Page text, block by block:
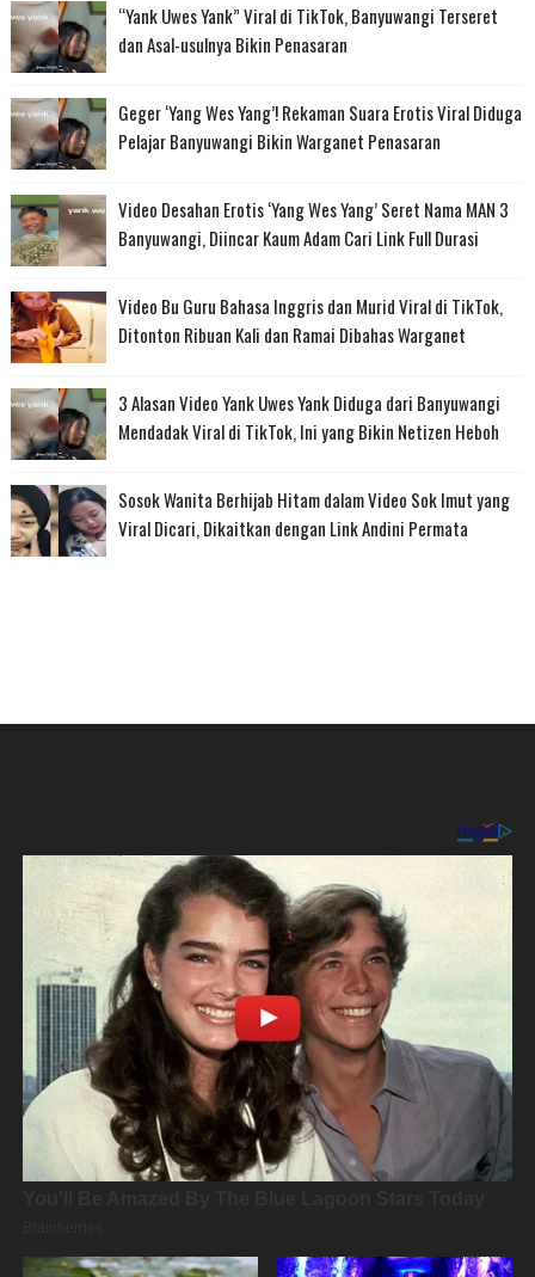
“Yank Uwes Yank” Viral di TikTok, Banyuwangi Terseret
dan Asal-usulnya Bikin Penasaran
Geger ‘Yang Wes Yang’! Rekaman Suara Erotis Viral Diduga
Pelajar Banyuwangi Bikin Warganet Penasaran
Video Desahan Erotis ‘Yang Wes Yang’ Seret Nama MAN 3
Banyuwangi, Diincar Kaum Adam Cari Link Full Durasi
Video Bu Guru Bahasa Inggris dan Murid Viral di TikTok,
Ditonton Ribuan Kali dan Ramai Dibahas Warganet
3 Alasan Video Yank Uwes Yank Diduga dari Banyuwangi
Mendadak Viral di TikTok, Ini yang Bikin Netizen Heboh
Sosok Wanita Berhijab Hitam dalam Video Sok Imut yang
Viral Dicari, Dikaitkan dengan Link Andini Permata